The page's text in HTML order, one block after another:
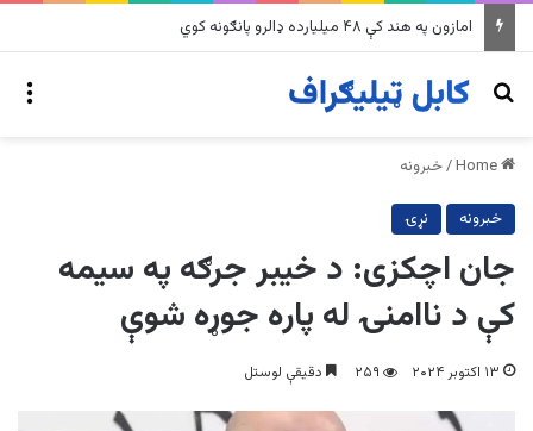
په وینزویلا کې زورورو زلزلو پراخ زیانونه اړولي
Search for
/خبرونه
خبرونه نړۍ
جان اچکزی: د خیبر جرګه په سیمه
کې د ناامنۍ له پاره جوړه شوې
۱۳ اکتوبر ۲۰۲۴ ۲۵۹ دقیقې لوستل